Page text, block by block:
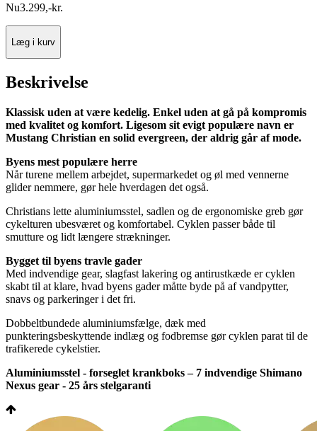
Nu3.299,-kr.
Læg i kurv
Beskrivelse
Klassisk uden at være kedelig. Enkel uden at gå på kompromis
med kvalitet og komfort. Ligesom sit evigt populære navn er
Mustang Christian en solid evergreen, der aldrig går af mode.
Byens mest populære herre
Når turene mellem arbejdet, supermarkedet og øl med vennerne
glider nemmere, gør hele hverdagen det også.
Christians lette aluminiumsstel, sadlen og de ergonomiske greb gør
cykelturen ubesværet og komfortabel. Cyklen passer både til
smutture og lidt længere strækninger.
Bygget til byens travle gader
Med indvendige gear, slagfast lakering og antirustkæde er cyklen
skabt til at klare, hvad byens gader måtte byde på af vandpytter,
snavs og parkeringer i det fri.
Dobbeltbundede aluminiumsfælge, dæk med
punkteringsbeskyttende indlæg og fodbremse gør cyklen parat til de
trafikerede cykelstier.
Aluminiumsstel - forseglet krankboks – 7 indvendige Shimano
Nexus gear - 25 års stelgaranti